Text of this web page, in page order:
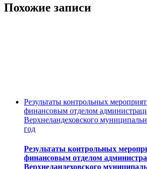
Похожие записи
Результаты контрольных
финансовым отделом
Верхнеландеховского
год
Результаты контрольных
финансовым отделом
Верхнеландеховского